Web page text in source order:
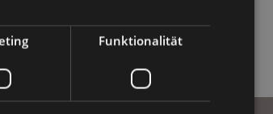
Funktionalität